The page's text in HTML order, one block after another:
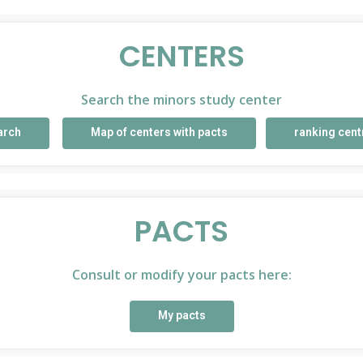
CENTERS
Search the minors study center
Map of centers with pacts ranking
PACTS
Consult or modify your pacts here:
My pacts